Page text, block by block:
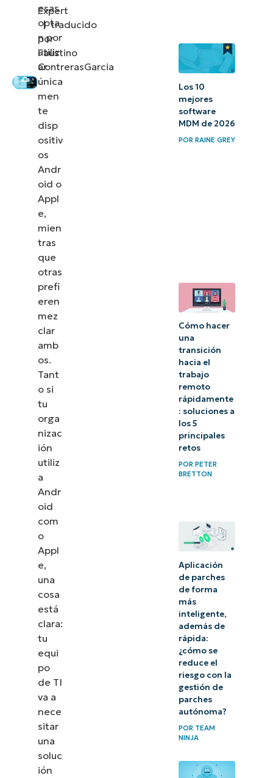
Expert
|traducido
por
Faustino
ContrerasGarcia
¿La gestión
de
móviles es
esas
opta
n por
utiliz
ar
única
men
te
disp
ositiv
os
Andr
oid o
Appl
e,
mien
tras
que
otras
prefi
eren
mez
clar
amb
os.
Tant
o si
tu
orga
nizac
ión
utiliz
a
Andr
oid
com
o
Appl
e,
una
cosa
está
clara:
tu
equi
po
de TI
va a
nece
sitar
una
soluc
ión
Los 10
mejores
software
MDM de 2026
PORRAINE GREY
Cómo hacer
una
transición
hacia el
trabajo
remoto
rápidamente
: soluciones a
los 5
principales
retos
PORPETER
BRETTON
Aplicación
de parches
de forma
más
inteligente,
además de
rápida:
¿cómo se
reduce el
riesgo con la
gestión de
parches
autónoma?
POR TEAM
NINJA